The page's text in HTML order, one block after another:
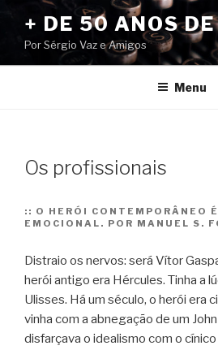
conteúdo
+ DE 50 ANOS
Por Sérgio Vaz e Amigos
Menu
Os profissionais
:: O HERÓI CONTEMPORÂNEO
EMOCIONAL. POR MANUEL S.
Dis­traio os ner­vos: será Vítor
herói antigo era Hér­cu­les. Tinha a
Ulis­ses. Há um século, o herói era
vinha com a abne­ga­ção de um
dis­far­çava o ide­a­lismo com o